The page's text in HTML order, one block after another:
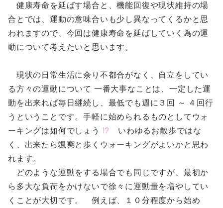
健康寿命を延ばす場合と、機能回復や現状維持の場
合とでは、運動の意味合いも少し異なってくるかと思
われますので、今回は健康寿命を延ばしていく為の運
動について考えたいと思います。
現状の日常生活に余り不都合がなく、自立をしてい
る方々の運動について 一番大事なことは、一定した運
動を出来れば毎日継続し、最低でも週に３回 ～ ４回行
うということです。手軽に始められるものとしてウォ
ーキングは如何でしょう !? いわゆるお散歩ではな
く、出来たら颯爽と歩くウォーキングがよいかと思わ
れます。
どのような運動をする場合でも同じですが、最初か
ら多大な負荷をかけないで徐々に運動量を増やしてい
くことが大切です。 例えば、１０分程度から始め